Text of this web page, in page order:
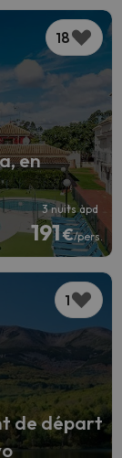
18
en
3 nuits àpd
191€/pers.
1
de départ